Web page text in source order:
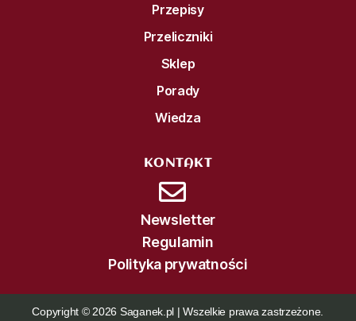
Przepisy
Przeliczniki
Sklep
Porady
Wiedza
KONTAKT
Newsletter
Regulamin
Polityka prywatności
Copyright © 2026 Saganek.pl | Wszelkie prawa zastrzeżone.